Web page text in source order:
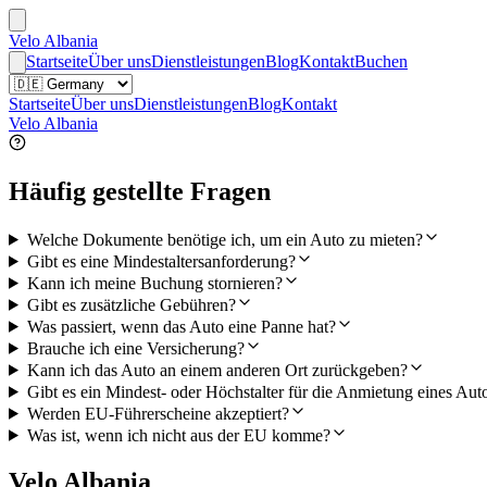
Velo Albania
StartseiteÜber unsDienstleistungenBlogKontaktBuchen
StartseiteÜber unsDienstleistungenBlogKontakt
Velo Albania
Häufig gestellte Fragen
Welche Dokumente benötige ich, um ein Auto zu mieten?
Gibt es eine Mindestaltersanforderung?
Kann ich meine Buchung stornieren?
Gibt es zusätzliche Gebühren?
Was passiert, wenn das Auto eine Panne hat?
Brauche ich eine Versicherung?
Kann ich das Auto an einem anderen Ort zurückgeben?
Gibt es ein Mindest- oder Höchstalter für die Anmietung eines
Werden EU-Führerscheine akzeptiert?
Was ist, wenn ich nicht aus der EU komme?
Velo Albania